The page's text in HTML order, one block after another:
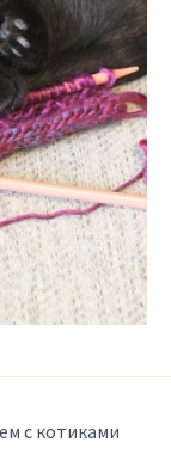
с котиками